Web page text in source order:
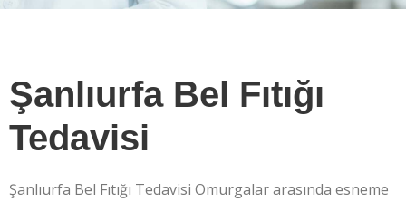
Şanlıurfa Bel Fıtığı
Tedavisi
Şanlıurfa Bel Fıtığı Tedavisi Omurgalar arasında esneme